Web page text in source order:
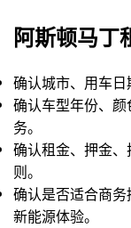
阿斯顿马丁
确认城市、用车日
确认车型年份、
务。
确认租金、押金
则。
确认是否适合商
新能源体验。